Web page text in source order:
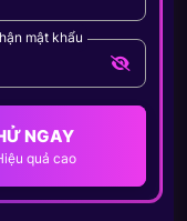
mật khẩu
NGAY
quả cao